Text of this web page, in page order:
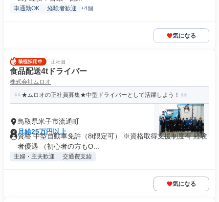
車通勤OK 経験者歓迎 +4個
気になる
正社員
食品配送4tドライバー
株式会社ムロオ
★ムロオの正社員募集★中型ドライバーとして活躍しよう！
鳥取県米子市流通町
月給25万円以上
資格 中型自動車免許（8t限定可） ※資格取得支援制度有 経験
者優遇 （初心者の方もO...
主婦・主夫歓迎 交通費支給
気になる